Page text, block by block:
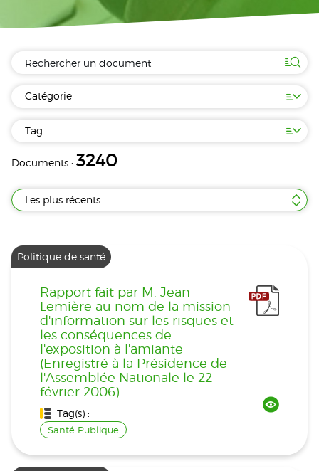
Catégorie
Tag
Documents : 3240
Les plus récents
Politique de santé
Rapport fait par M. Jean
Lemière au nom de la mission
d'information sur les risques et
les conséquences de
l'exposition à l'amiante
(Enregistré à la Présidence de
l'Assemblée Nationale le 22
février 2006)
Tag(s) :
Santé Publique